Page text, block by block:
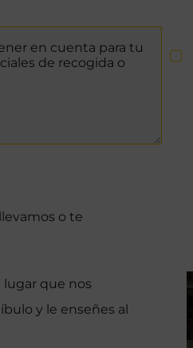
o te
lugar que nos
y le enseñes al